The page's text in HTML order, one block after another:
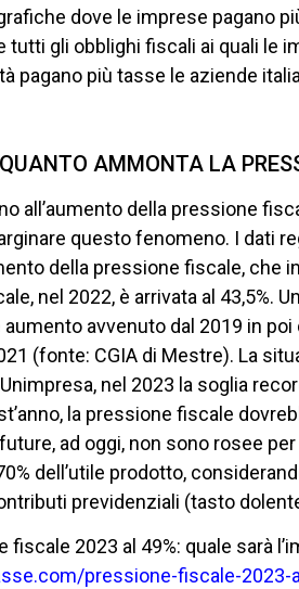
dove le imprese pagano
tutti gli obblighi fiscali ai quali le
pagano più tasse le aziende
AMMONTA LA
all’aumento della pressione
questo fenomeno. I dati
della pressione fiscale,
nel 2022, è arrivata al 43,5%.
avvenuto dal 2019 in poi
(fonte: CGIA di Mestre). La
nel 2023 la soglia
la pressione fiscale
ad oggi, non sono rosee
dell’utile prodotto,
previdenziali (tasto
fiscale 2023 al 49%: quale sarà
pressione-fiscale-2023-